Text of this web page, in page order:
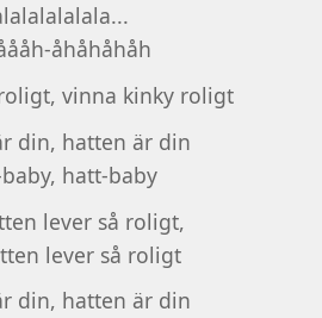
åhåhåhåh
vinna kinky roligt
din, hatten är din
hatt-baby
lever så roligt,
lever så roligt
din, hatten är din